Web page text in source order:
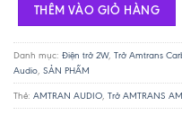
THÊM VÀO GIỎ HÀNG
Danh mục: Điện trở 2W, Trở Amtrans
Audio, SẢN PHẨM
Thẻ: AMTRAN AUDIO, Trở AMTRANS